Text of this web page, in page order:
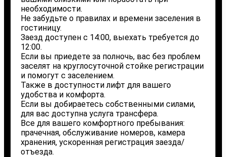
необходимости.
Не забудьте о правилах и времени заселения в
гостиницу.
Заезд доступен с 14:00, выехать требуется до
12:00.
Если вы приедете за полночь, вас без проблем
заселят на круглосуточной стойке регистрации
и помогут с заселением.
Также в доступности лифт для вашего
удобства и комфорта.
Если вы добираетесь собственными силами,
для вас доступна услуга трансфера.
Все для вашего комфортного пребывания:
прачечная, обслуживание номеров, камера
хранения, ускоренная регистрация заезда/
отъезда.